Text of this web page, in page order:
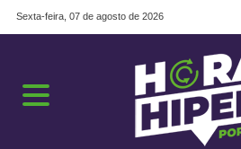
Sexta-feira, 07 de agosto de 2026